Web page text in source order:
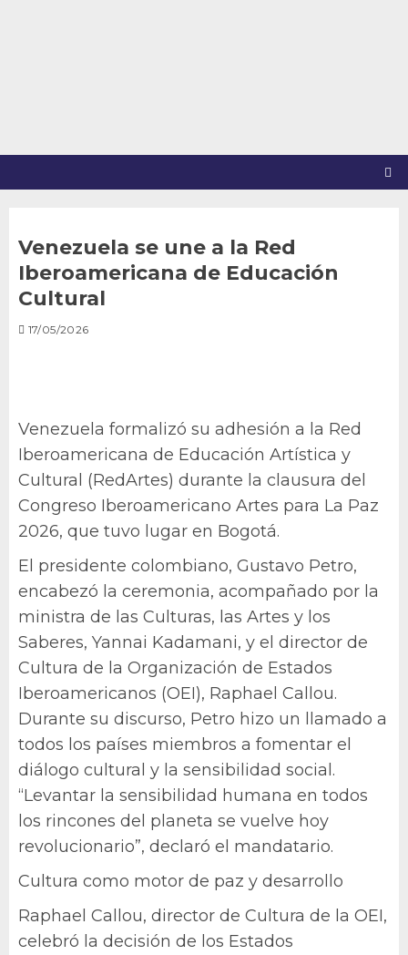
Venezuela se une a la Red
Iberoamericana de Educación
Cultural
17/05/2026
Venezuela formalizó su adhesión a la Red
Iberoamericana de Educación Artística y
Cultural (RedArtes) durante la clausura del
Congreso Iberoamericano Artes para La Paz
2026, que tuvo lugar en Bogotá.
El presidente colombiano, Gustavo Petro,
encabezó la ceremonia, acompañado por la
ministra de las Culturas, las Artes y los
Saberes, Yannai Kadamani, y el director de
Cultura de la Organización de Estados
Iberoamericanos (OEI), Raphael Callou.
Durante su discurso, Petro hizo un llamado a
todos los países miembros a fomentar el
diálogo cultural y la sensibilidad social.
“Levantar la sensibilidad humana en todos
los rincones del planeta se vuelve hoy
revolucionario”, declaró el mandatario.
Cultura como motor de paz y desarrollo
Raphael Callou, director de Cultura de la OEI,
celebró la decisión de los Estados